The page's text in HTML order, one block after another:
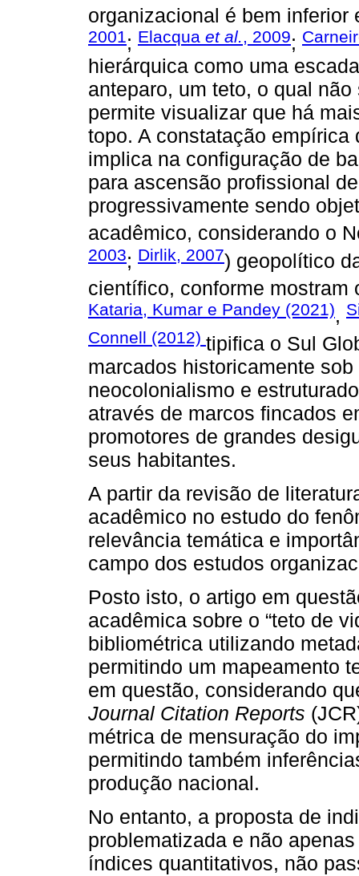
organizacional é bem inferior
2001; Elacqua et al., 2009;
hierárquica como uma
anteparo, um teto, o qual
permite visualizar que há
topo. A constatação
implica na configuração de
para ascensão profissional
progressivamente sendo
acadêmico, considerando o
2003; Dirlik, 2007) geopolítico
científico, conforme
Kataria, Kumar e Pandey (2021),
Connell (2012) tipifica o Sul
marcados historicamente
neocolonialismo e
através de marcos fincados
promotores de grandes
seus habitantes.
A partir da revisão de
acadêmico no estudo do
relevância temática e
campo dos estudos
Posto isto, o artigo em
acadêmica sobre o “teto de
bibliométrica utilizando
permitindo um mapeamento
em questão, considerando
Journal Citation Reports
métrica de mensuração do
permitindo também
produção nacional.
No entanto, a proposta de
problematizada e não
índices quantitativos, não